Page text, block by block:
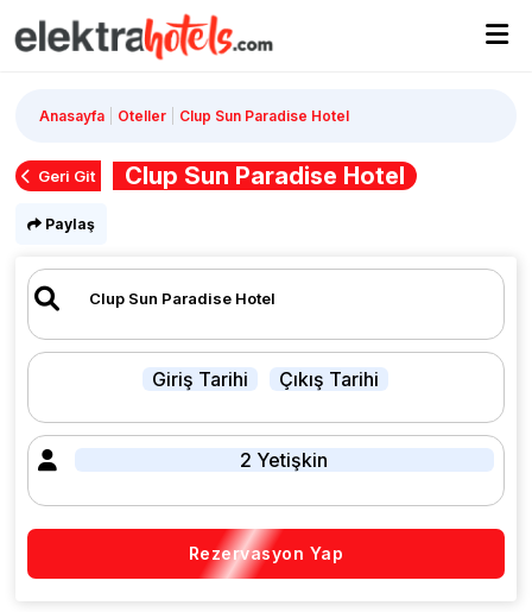
Anasayfa Oteller Clup Sun Paradise Hotel
Geri Git Clup Sun Paradise Hotel
Paylaş
Giriş Tarihi Çıkış Tarihi
2 Yetişkin
Rezervasyon Yap